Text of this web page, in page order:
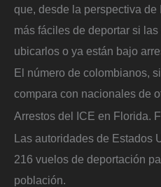
que, desde la perspectiva
más fáciles de deportar si
ubicarlos o ya están bajo
El número de colombianos,
compara con nacionales de
Arrestos del ICE en Florida.
Las autoridades de Estados
216 vuelos de deportación
población.